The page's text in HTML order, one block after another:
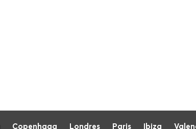
Copenhaga Londres Paris Ibiza